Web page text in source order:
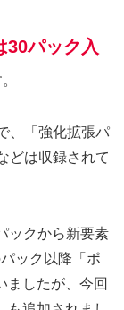
30パック入
、「強化拡張パ
どは収録されて
ックから新要素
ック以降「ポ
ましたが、今回